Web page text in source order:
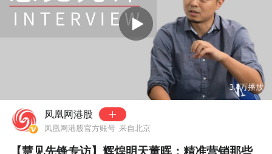
03:33
3.4万播放
凤凰网港股
凤凰网港股官方账号 来自北京
【慧见先锋专访】辉煌明天董晖：精准营销那些